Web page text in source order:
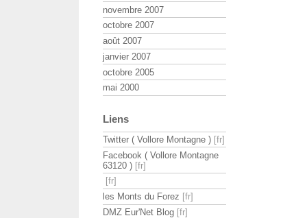
novembre 2007
octobre 2007
août 2007
janvier 2007
octobre 2005
mai 2000
Liens
Twitter ( Vollore Montagne )
Facebook ( Vollore Montagne
63120 )
les Monts du Forez
DMZ Eur'Net Blog